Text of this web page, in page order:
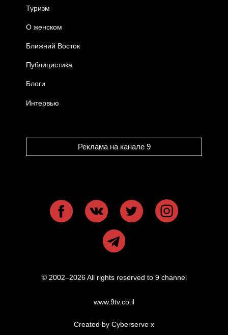
Туризм
О женском
Ближний Восток
Публицистика
Блоги
Интервью
Реклама на канале 9
© 2002–2026 All rights reserved to 9 channel
www.9tv.co.il
Created by Cyberserve x